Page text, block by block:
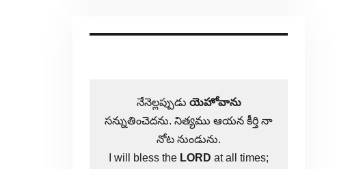
నేనెల్లప్పుడు యెహోవాను
సన్నుతించెదను. నిత్యము ఆయన కీర్తి నా
నోట నుండును.
I will bless the LORD at all times;